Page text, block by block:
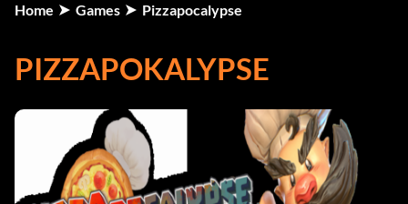
Home Games Pizzapocalypse
PIZZAPOKALYPSE